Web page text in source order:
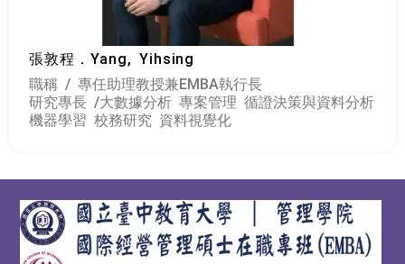
張敦程
．Yang, Yihsing
職稱 / 專任助理教授兼EMBA執行長
研究專長 /大數據分析 專案管理 循證決策與資料分析
機器學習 校務研究 資料視覺化